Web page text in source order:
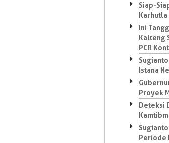
Siap-
Ini
Kalteng
PCR
Istana
Proyek
Deteksi
Periode